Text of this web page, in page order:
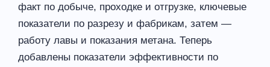
факт по добыче, проходке и отгрузке, ключевые
показатели по разрезу и фабрикам, затем —
работу лавы и показания метана. Теперь
добавлены показатели эффективности по